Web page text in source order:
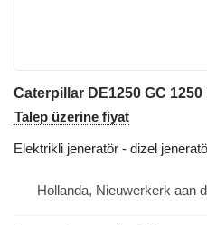
Caterpillar DE1250 GC 1250
Talep üzerine fiyat
Elektrikli jeneratör - dizel
Hollanda, Nieuwerkerk aan